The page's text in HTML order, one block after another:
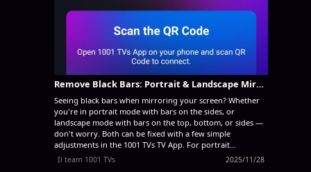
nell'angolo in basso a destra Assicurarsi che il televisore
caricare e toccare Carica. ❸ Selezionare il...
Remove Black Bars: Portrait & Landscape Mirroring
Seeing black bars when mirroring your screen? Whether
you're in portrait mode with bars on the sides, or
landscape mode with bars on the top, bottom, or sides —
don't worry. Both can be fixed with a few simple
adjustments in the 1001 TVs TV App. For portrait
mirroring, there's a dedicated setting to eliminate side
Il team 1001 TVs 2025/11/28